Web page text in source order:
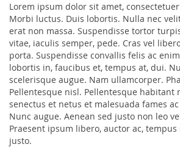
Lorem ipsum dolor sit amet,
Morbi luctus. Duis lobortis. Nulla nec
erat non massa. Suspendisse tortor
vitae, iaculis semper, pede. Cras vel
porta. Suspendisse convallis felis ac
lobortis in, faucibus et, tempus at, dui.
scelerisque augue. Nam ullamcorper.
Pellentesque nisl. Pellentesque habitant
senectus et netus et malesuada fames
Nunc augue. Aenean sed justo non leo
Praesent ipsum libero, auctor ac, tempus
justo.